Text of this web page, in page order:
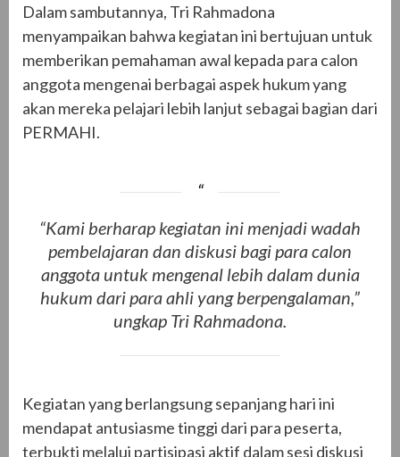
Dalam sambutannya, Tri Rahmadona
menyampaikan bahwa kegiatan ini bertujuan untuk
memberikan pemahaman awal kepada para calon
anggota mengenai berbagai aspek hukum yang
akan mereka pelajari lebih lanjut sebagai bagian dari
PERMAHI.
“Kami berharap kegiatan ini menjadi wadah
pembelajaran dan diskusi bagi para calon
anggota untuk mengenal lebih dalam dunia
hukum dari para ahli yang berpengalaman,”
ungkap Tri Rahmadona.
Kegiatan yang berlangsung sepanjang hari ini
mendapat antusiasme tinggi dari para peserta,
terbukti melalui partisipasi aktif dalam sesi diskusi